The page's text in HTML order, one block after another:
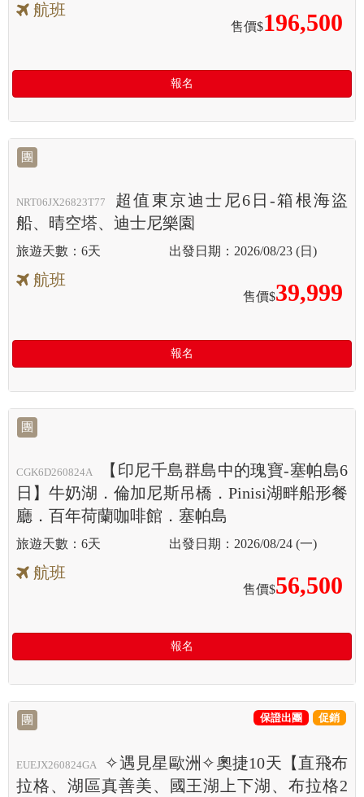
航班
售價$196,500
報名
團
NRT06JX26823T77
超值東京迪士尼6日-箱根海盜
船、晴空塔、迪士尼樂園
6天 2026/08/23 (日)
航班
售價$39,999
報名
團
CGK6D260824A
【印尼千島群島中的瑰寶-塞帕島6
日】牛奶湖．倫加尼斯吊橋．Pinisi湖畔船形餐
廳．百年荷蘭咖啡館．塞帕島
6天 2026/08/24 (一)
航班
售價$56,500
報名
團
EUEJX260824GA
✧遇見星歐洲✧奧捷10天【直飛布
拉格、湖區真善美、國王湖上下湖、布拉格2
保證出團 促銷